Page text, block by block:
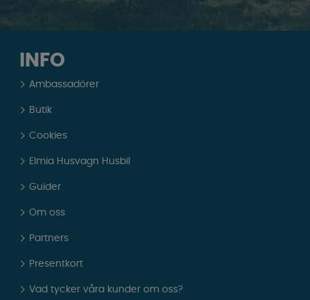
INFO
Ambassadörer
Butik
Cookies
Elmia Husvagn Husbil
Guider
Om oss
Partners
Presentkort
Vad tycker våra kunder om oss?